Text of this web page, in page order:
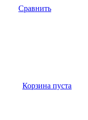
Сравнить
Корзина пуста